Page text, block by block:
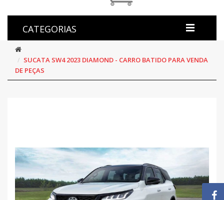
CATEGORIAS
SUCATA SW4 2023 DIAMOND - CARRO BATIDO PARA VENDA
DE PEÇAS